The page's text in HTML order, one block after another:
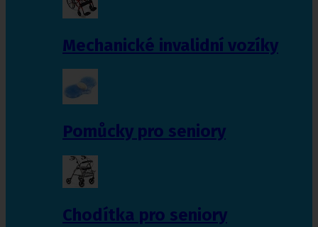
Mechanické invalidní vozíky
Pomůcky pro seniory
Chodítka pro seniory